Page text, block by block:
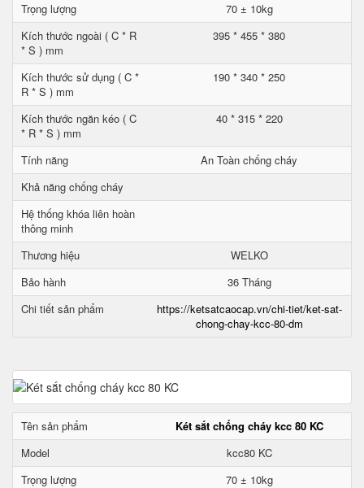
Trọng lượng
70 ± 10kg
Kích thước ngoài ( C * R
* S ) mm
395 * 455 * 380
Kích thước sử dụng ( C *
R * S ) mm
190 * 340 * 250
Kích thước ngăn kéo ( C
* R * S ) mm
40 * 315 * 220
Tính năng
An Toàn chống cháy
Khả năng chống cháy
Hệ thống khóa liên hoàn
thông minh
Thương hiệu
WELKO
Bảo hành
36 Tháng
Chi tiết sản phẩm
https://ketsatcaocap.vn/chi-tiet/ket-sat-
chong-chay-kcc-80-dm
Tên sản phẩm
Két sắt chống cháy kcc 80 KC
Model
kcc80 KC
Trọng lượng
70 ± 10kg